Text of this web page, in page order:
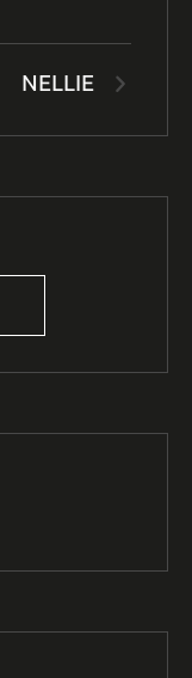
NELLIE